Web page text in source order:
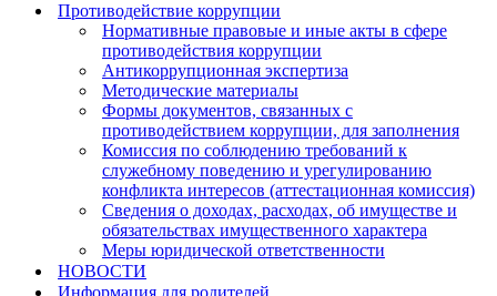
Противодействие коррупции
Нормативные правовые и иные акты в сфере
противодействия коррупции
Антикоррупционная экспертиза
Методические материалы
Формы документов, связанных с
противодействием коррупции, для заполнения
Комиссия по соблюдению требований к
служебному поведению и урегулированию
конфликта интересов (аттестационная комиссия)
Сведения о доходах, расходах, об имуществе и
обязательствах имущественного характера
Меры юридической ответственности
НОВОСТИ
Информация для родителей